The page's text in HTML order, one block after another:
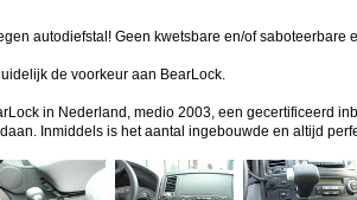
autodiefstal! Geen kwetsbare en/of
de voorkeur aan BearLock.
in Nederland, medio 2003, een gecertificeerd
Inmiddels is het aantal ingebouwde en altijd